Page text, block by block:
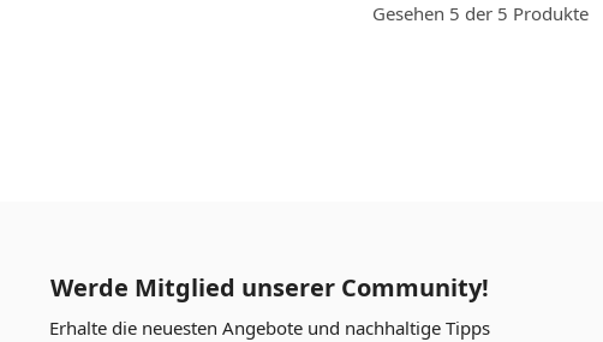
Gesehen 5 der 5 Produkte
Werde Mitglied unserer Community!
Erhalte die neuesten Angebote und nachhaltige Tipps